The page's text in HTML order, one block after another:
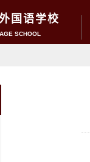
国语学校
SCHOOL